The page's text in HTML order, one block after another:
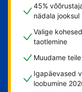
45%
nädala jooksul
Valige
taotlemine
Muudame
Igapäevased
loobumine